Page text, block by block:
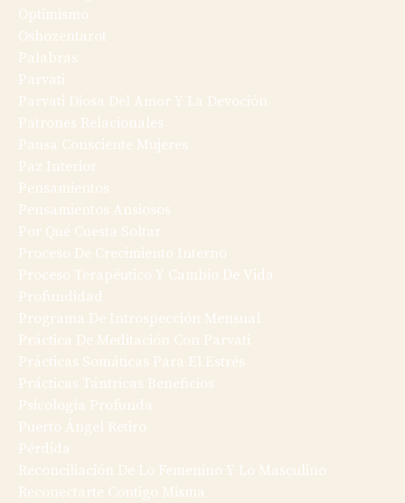
Optimismo
Oshozentarot
Palabras
Parvati
Parvati Diosa Del Amor Y La Devoción
Patrones Relacionales
Pausa Consciente Mujeres
Paz Interior
Pensamientos
Pensamientos Ansiosos
Por Qué Cuesta Soltar
Proceso De Crecimiento Interno
Proceso Terapéutico Y Cambio De Vida
Profundidad
Programa De Introspección Mensual
Práctica De Meditación Con Parvati
Prácticas Somáticas Para El Estrés
Prácticas Tántricas Beneficios
Psicología Profunda
Puerto Ángel Retiro
Pérdida
Reconciliación De Lo Femenino Y Lo Masculino
Reconectarte Contigo Misma